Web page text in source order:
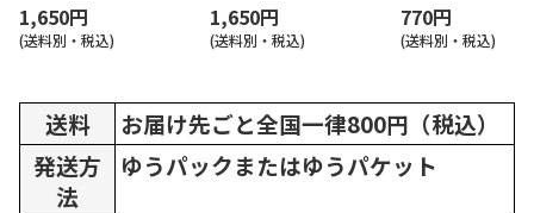
1,650円
(送料別・税込)
1,650円
(送料別・税込)
770円
(送料別・税込)
送料
お届け先ごと全国一律800円（税込）
発送方
法
ゆうパックまたはゆうパケット